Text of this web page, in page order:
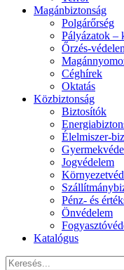
Magánbiztonság
Polgárőrség
Pályázatok –
Őrzés-
Céghírek
Oktatás
Közbiztonság
Biztosítók
Élelmiszer-
Jogvédelem
Pénz- és
Önvédelem
Katalógus